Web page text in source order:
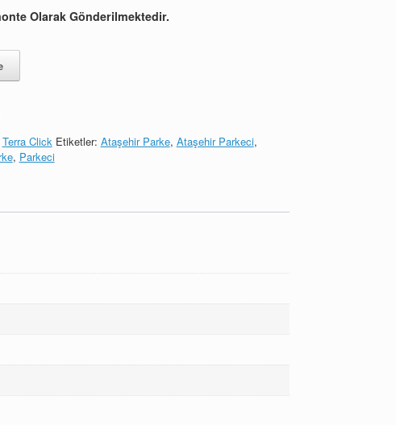
Olarak Gönderilmektedir.
Terra Click Etiketler: Ataşehir Parke, Ataşehir Parkeci,
, Parkeci